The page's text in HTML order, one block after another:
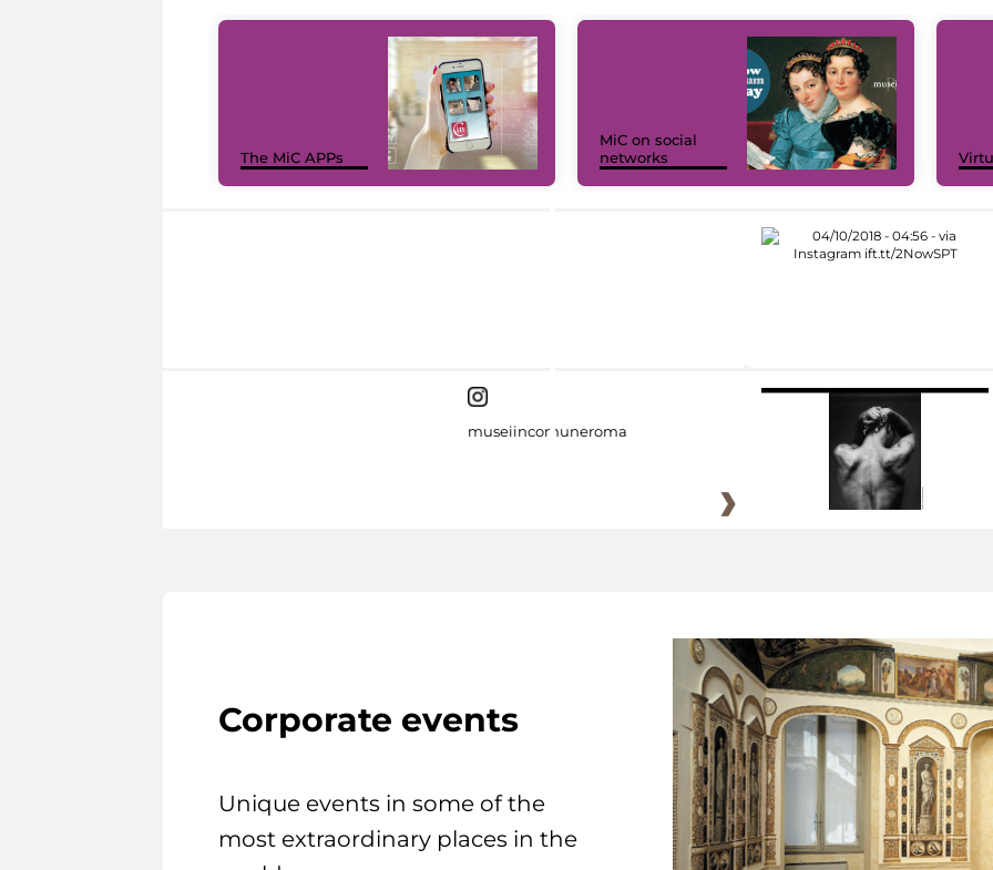
The MiC APPs
MiC on social
networks
museiincomuneroma
Corporate events
Unique events in some of the
most extraordinary places in the